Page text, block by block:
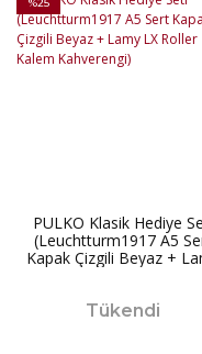
PULKO Klasik Hediye
(Leuchtturm1917 A5
Kapak Çizgili Beyaz +
Tükendi